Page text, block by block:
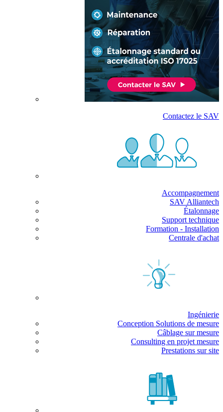
Contactez le SAV
Accompagnement
SAV Alliantech
Étalonnage
Support technique
Formation - Installation
Centrale d'achat
Ingénierie
Conception Solutions de mesure
Câblage sur mesure
Consulting en projet mesure
Prestations sur site